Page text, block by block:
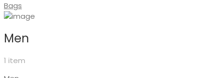
Bags
Men
1 item